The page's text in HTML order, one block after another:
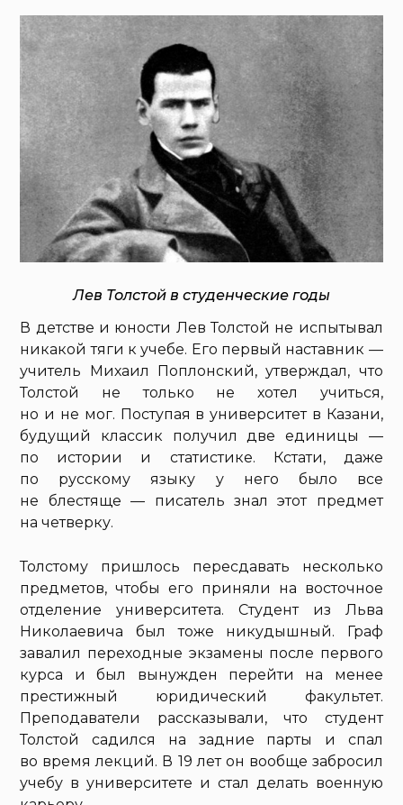
Лев Толстой в студенческие годы
В детстве и юности Лев Толстой не испытывал
никакой тяги к учебе. Его первый наставник —
учитель Михаил Поплонский, утверждал, что
Толстой не только не хотел учиться,
но и не мог. Поступая в университет в Казани,
будущий классик получил две единицы —
по истории и статистике. Кстати, даже
по русскому языку у него было все
не блестяще — писатель знал этот предмет
на четверку.
Толстому пришлось пересдавать несколько
предметов, чтобы его приняли на восточное
отделение университета. Студент из Льва
Николаевича был тоже никудышный. Граф
завалил переходные экзамены после первого
курса и был вынужден перейти на менее
престижный юридический факультет.
Преподаватели рассказывали, что студент
Толстой садился на задние парты и спал
во время лекций. В 19 лет он вообще забросил
учебу в университете и стал делать военную